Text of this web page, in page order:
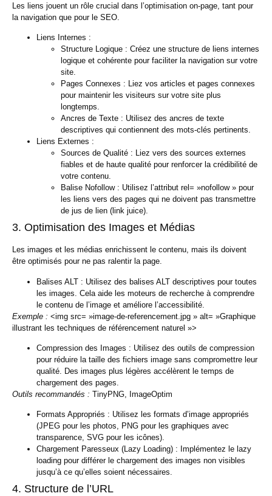
Les liens jouent un rôle crucial dans l’optimisation on-page, tant pour
la navigation que pour le SEO.
Liens Internes :
Structure Logique : Créez une structure de liens internes
logique et cohérente pour faciliter la navigation sur votre
site.
Pages Connexes : Liez vos articles et pages connexes
pour maintenir les visiteurs sur votre site plus
longtemps.
Ancres de Texte : Utilisez des ancres de texte
descriptives qui contiennent des mots-clés pertinents.
Liens Externes :
Sources de Qualité : Liez vers des sources externes
fiables et de haute qualité pour renforcer la crédibilité de
votre contenu.
Balise Nofollow : Utilisez l’attribut rel= »nofollow » pour
les liens vers des pages qui ne doivent pas transmettre
de jus de lien (link juice).
3. Optimisation des Images et Médias
Les images et les médias enrichissent le contenu, mais ils doivent
être optimisés pour ne pas ralentir la page.
Balises ALT : Utilisez des balises ALT descriptives pour toutes
les images. Cela aide les moteurs de recherche à comprendre
le contenu de l’image et améliore l’accessibilité.
Exemple : <img src= »image-de-referencement.jpg » alt= »Graphique
illustrant les techniques de référencement naturel »>
Compression des Images : Utilisez des outils de compression
pour réduire la taille des fichiers image sans compromettre leur
qualité. Des images plus légères accélèrent le temps de
chargement des pages.
Outils recommandés : TinyPNG, ImageOptim
Formats Appropriés : Utilisez les formats d’image appropriés
(JPEG pour les photos, PNG pour les graphiques avec
transparence, SVG pour les icônes).
Chargement Paresseux (Lazy Loading) : Implémentez le lazy
loading pour différer le chargement des images non visibles
jusqu’à ce qu’elles soient nécessaires.
4. Structure de l’URL